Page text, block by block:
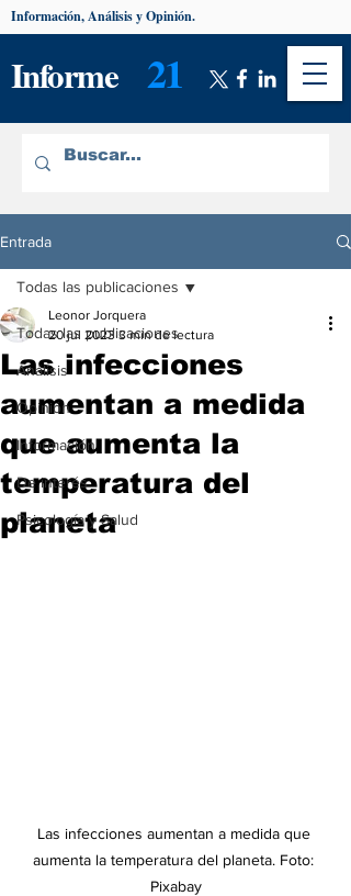
Informe 21
Información, Análisis y Opinión.
Entrada
Todas las publicaciones
Análisis
Opinión
Información
De interés
Psicología y Salud
Todas las publicaciones
Las infecciones
aumentan a medida
que aumenta la
temperatura del
planeta
Leonor Jorquera
20 jul 2023 3 min de lectura
Las infecciones aumentan a medida que
aumenta la temperatura del planeta. Foto:
Pixabay